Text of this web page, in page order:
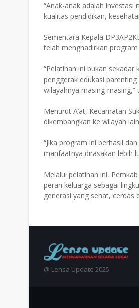
“Anak-anak adalah
kualitas pendidikan,
Sementara Kepala
telah menghadirkan
“Pelatihan ini bukan
penggerak edukasi
wilayahnya masing-masing,”
Menurut A’at, Kecamatan
dikembangkan ke wilayah
“Jika program ini berhasil
manfaatnya dirasakan lebih
Melalui pelatihan ini,
peran keluarga sebagai
generasi yang sehat, cerdas
@ Lensa Update 2025